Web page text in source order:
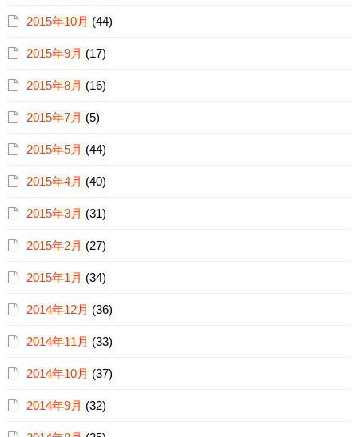
2015年10月 (44)
2015年9月 (17)
2015年8月 (16)
2015年7月 (5)
2015年5月 (44)
2015年4月 (40)
2015年3月 (31)
2015年2月 (27)
2015年1月 (34)
2014年12月 (36)
2014年11月 (33)
2014年10月 (37)
2014年9月 (32)